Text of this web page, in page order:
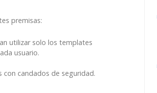
premisas:
utilizar solo los templates
usuario.
candados de seguridad.